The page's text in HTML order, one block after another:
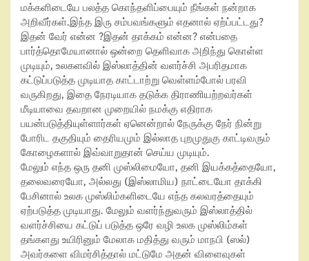
மக்களிடையே பலத்த கொந்தளிப்பையும் நீங்கள் நன்றாக
அறிவீர்கள்.இந்த இரு சம்பவங்களும் எதனால் ஏற்ப்பட்டது?
இதன் வேர் என்ன ?இதன் தாக்கம் என்ன? என்பதை
பார்த்தொமேயானால் ஒன்றை தெளிவாக அறிந்து கொள்ள
முடியும், உலகளவில் இஸ்லாத்தின் வளர்ச்சி அபரிதமாக
கட்டுப்படுத்த முடியாத காட்டாற்று வெள்ளம்போல் பரவி
வருகிறது, இதை நேரடியாக தடுக்க திராணியற்றவர்கள்
மீடியாவை தவறான முறையில் நமக்கு எதிராக
பயன்படுத்தியுள்ளார்கள் ஏனென்றால் நேருக்கு நேர் நின்று
போரிட தகுதியும் தைரியமும் இல்லாத புறமுதுகு காட்டிவரும்
கோழைகளால் இவ்வாறுதான் செய்ய முடியும்.
மேலும் எந்த ஒரு தனி முஸ்லிமையோ, தனி இயக்கத்தையோ,
தலைவரையோ, அல்லது (இஸ்லாமிய) நாட்டையோ தாக்கி
பேசினால் உலக முஸ்லிம்களிடையே எந்த கலவரத்தையும்
ஏற்படுத்த முடியாது. மேலும் வளர்ந்துவரும் இஸ்லாத்தில்
வளர்ச்சியை கட்டுப் படுத்த ஒரே வழி உலக முஸ்லிம்கள்
தங்களது உயிரினும் மேலாக மதித்து வரும் மாநபி (ஸல்)
அவர்களை விமர்சித்தால் மட்டுமே அதன் விளைவுகள்